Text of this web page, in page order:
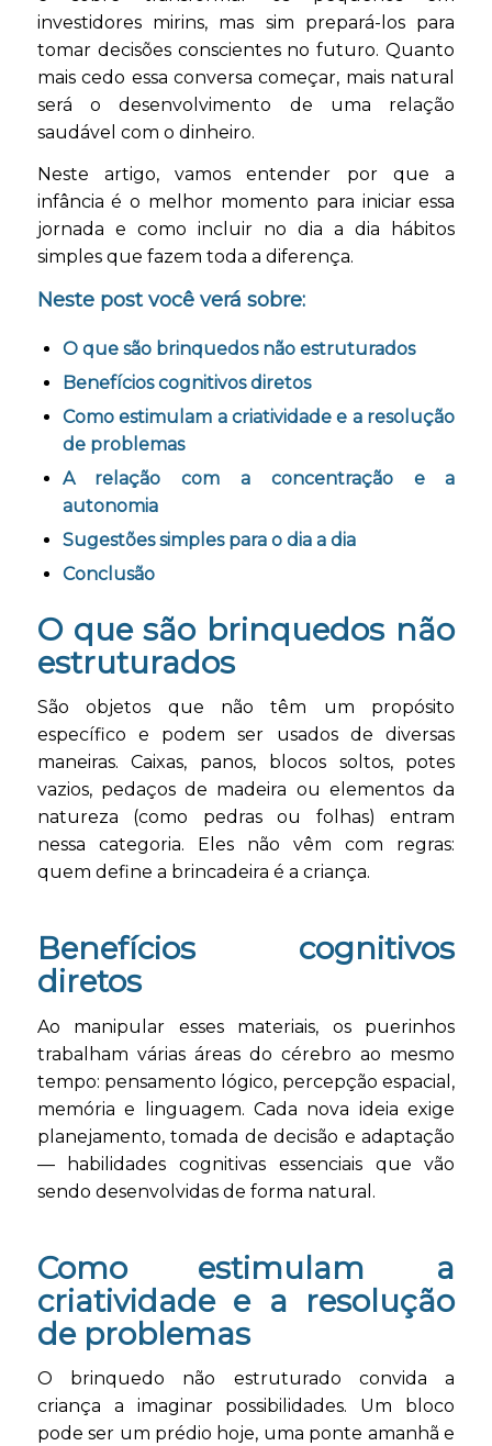
investidores mirins, mas sim prepará-los para
tomar decisões conscientes no futuro. Quanto
mais cedo essa conversa começar, mais natural
será o desenvolvimento de uma relação
saudável com o dinheiro.
Neste artigo, vamos entender por que a
infância é o melhor momento para iniciar essa
jornada e como incluir no dia a dia hábitos
simples que fazem toda a diferença.
Neste post você verá sobre:
O que são brinquedos não estruturados
Benefícios cognitivos diretos
Como estimulam a criatividade e a resolução
de problemas
A relação com a concentração e a
autonomia
Sugestões simples para o dia a dia
Conclusão
O que são brinquedos não
estruturados
São objetos que não têm um propósito
específico e podem ser usados de diversas
maneiras. Caixas, panos, blocos soltos, potes
vazios, pedaços de madeira ou elementos da
natureza (como pedras ou folhas) entram
nessa categoria. Eles não vêm com regras:
quem define a brincadeira é a criança.
Benefícios cognitivos
diretos
Ao manipular esses materiais, os puerinhos
trabalham várias áreas do cérebro ao mesmo
tempo: pensamento lógico, percepção espacial,
memória e linguagem. Cada nova ideia exige
planejamento, tomada de decisão e adaptação
— habilidades cognitivas essenciais que vão
sendo desenvolvidas de forma natural.
Como estimulam a
criatividade e a resolução
de problemas
O brinquedo não estruturado convida a
criança a imaginar possibilidades. Um bloco
pode ser um prédio hoje, uma ponte amanhã e